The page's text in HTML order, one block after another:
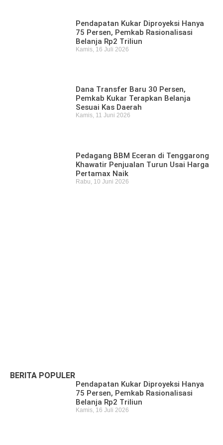
Pendapatan Kukar Diproyeksi Hanya
75 Persen, Pemkab Rasionalisasi
Belanja Rp2 Triliun
Kamis, 16 Juli 2026
Dana Transfer Baru 30 Persen,
Pemkab Kukar Terapkan Belanja
Sesuai Kas Daerah
Kamis, 11 Juni 2026
Pedagang BBM Eceran di Tenggarong
Khawatir Penjualan Turun Usai Harga
Pertamax Naik
Rabu, 10 Juni 2026
BERITA POPULER
Pendapatan Kukar Diproyeksi Hanya
75 Persen, Pemkab Rasionalisasi
Belanja Rp2 Triliun
Kamis, 16 Juli 2026